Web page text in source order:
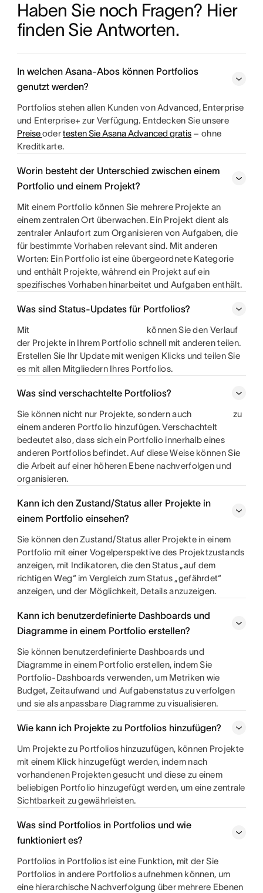
Haben Sie noch Fragen? Hier
finden Sie Antworten.
In welchen Asana-Abos können Portfolios
genutzt werden?
Portfolios stehen allen Kunden von Advanced, Enterprise
und Enterprise+ zur Verfügung. Entdecken Sie unsere
Preiseodertesten Sie Asana Advanced gratis – ohne
Kreditkarte.
Worin besteht der Unterschied zwischen einem
Portfolio und einem Projekt?
Mit einem Portfolio können Sie mehrere Projekte an
einem zentralen Ort überwachen. Ein Projekt dient als
zentraler Anlaufort zum Organisieren von Aufgaben, die
für bestimmte Vorhaben relevant sind. Mit anderen
Worten: Ein Portfolio ist eine übergeordnete Kategorie
und enthält Projekte, während ein Projekt auf ein
spezifisches Vorhaben hinarbeitet und Aufgaben enthält.
Was sind Status-Updates für Portfolios?
Mit
können Sie den Verlauf
der Projekte in Ihrem Portfolio schnell mit anderen teilen.
Erstellen Sie Ihr Update mit wenigen Klicks und teilen Sie
es mit allen Mitgliedern Ihres Portfolios.
Was sind verschachtelte Portfolios?
Sie können nicht nur Projekte, sondern auch
zu
einem anderen Portfolio hinzufügen. Verschachtelt
bedeutet also, dass sich ein Portfolio innerhalb eines
anderen Portfolios befindet. Auf diese Weise können Sie
die Arbeit auf einer höheren Ebene nachverfolgen und
organisieren.
Kann ich den Zustand/Status aller Projekte in
einem Portfolio einsehen?
Sie können den Zustand/Status aller Projekte in einem
Portfolio mit einer Vogelperspektive des Projektzustands
anzeigen, mit Indikatoren, die den Status „auf dem
richtigen Weg“ im Vergleich zum Status „gefährdet“
anzeigen, und der Möglichkeit, Details anzuzeigen.
Kann ich benutzerdefinierte Dashboards und
Diagramme in einem Portfolio erstellen?
Sie können benutzerdefinierte Dashboards und
Diagramme in einem Portfolio erstellen, indem Sie
Portfolio-Dashboards verwenden, um Metriken wie
Budget, Zeitaufwand und Aufgabenstatus zu verfolgen
und sie als anpassbare Diagramme zu visualisieren.
Wie kann ich Projekte zu Portfolios hinzufügen?
Um Projekte zu Portfolios hinzuzufügen, können Projekte
mit einem Klick hinzugefügt werden, indem nach
vorhandenen Projekten gesucht und diese zu einem
beliebigen Portfolio hinzugefügt werden, um eine zentrale
Sichtbarkeit zu gewährleisten.
Was sind Portfolios in Portfolios und wie
funktioniert es?
Portfolios in Portfolios ist eine Funktion, mit der Sie
Portfolios in andere Portfolios aufnehmen können, um
eine hierarchische Nachverfolgung über mehrere Ebenen